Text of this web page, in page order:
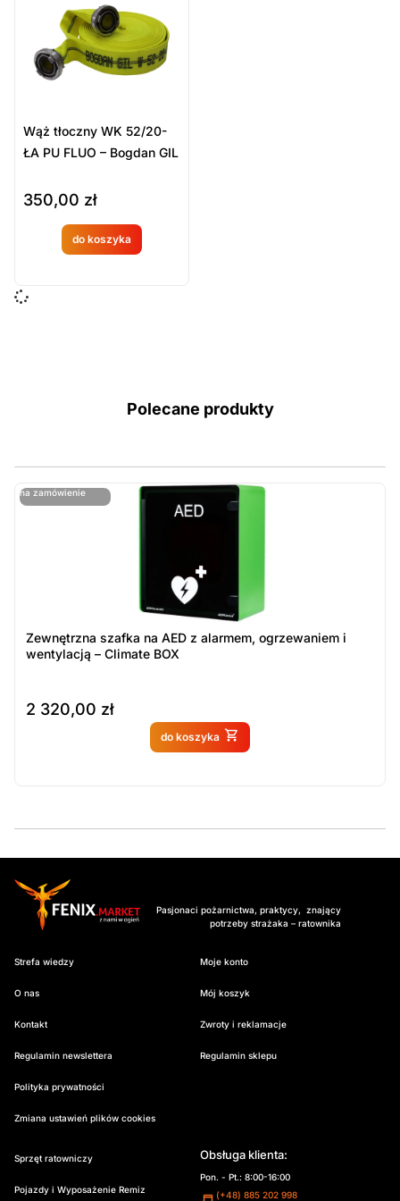
Cena
Kategorie Produktów
Węże strażackie i akcesoria
Węże W52
Wąż tłoczny WK 52/20-
ŁA PU FLUO – Bogdan GIL
350,00 zł
do koszyka
Produkt
dostępny
Polecane produkty
na zamówienie
ostatnie sztuki
Zewnętrzna szafka na AED z alarmem, ogrzewaniem i
wentylacją – Climate BOX
2 320,00 zł
do koszyka
Produkt dostępny na
Pasjonaci pożarnictwa, praktycy, znający
potrzeby strażaka – ratownika
Strefa wiedzy
O nas
Kontakt
Regulamin newslettera
Polityka prywatności
Zmiana ustawień plików cookies
Moje konto
Mój koszyk
Zwroty i reklamacje
Regulamin sklepu
Sprzęt ratowniczy
Pojazdy i Wyposażenie Remiz
Obsługa klienta:
Pon. - Pt.: 8:00-16:00
(+48) 885 202 998